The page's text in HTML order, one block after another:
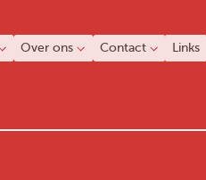
Over ons Contact Links